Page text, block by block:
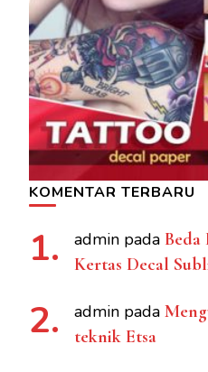
KOMENTAR TERBARU
admin pada Beda
Kertas Decal
admin pada
teknik Etsa